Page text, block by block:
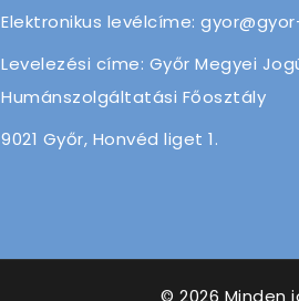
Elektronikus levélcíme:
Levelezési címe: Győr Megyei
Humánszolgáltatási Főosztály
9021 Győr, Honvéd liget 1.
© 2026 Minden